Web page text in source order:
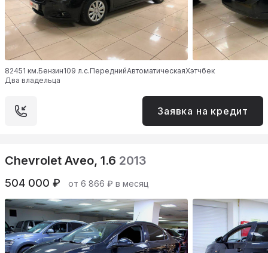
82451 км.Бензин109 л.с.ПереднийАвтоматическаяХэтчбек
Два владельца
Заявка на кредит
Chevrolet Aveo, 1.6 2013
504 000 ₽ от 6 866 ₽ в месяц